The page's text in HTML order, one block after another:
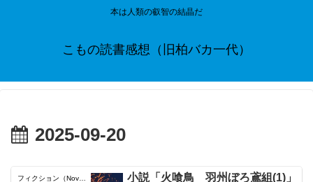
本は人類の叡智の結晶だ
こもの読書感想（旧柏バカ一代）
2025-09-20
フィクション（Novel）
小説「火喰鳥 羽州ぼろ鳶組(1)」